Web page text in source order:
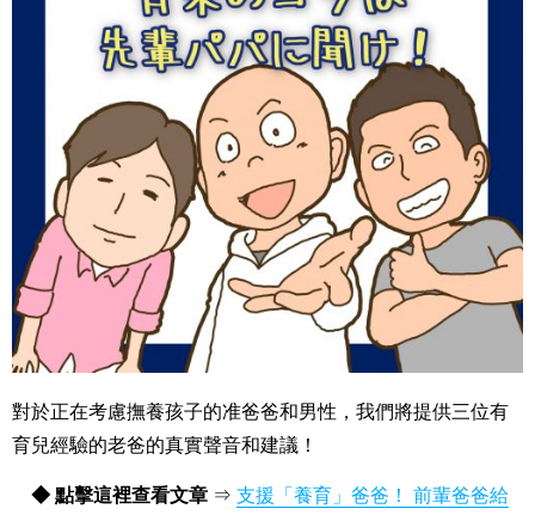
對於正在考慮撫養孩子的准爸爸和男性，我們將提供三位有
育兒經驗的老爸的真實聲音和建議！
◆ 點擊這裡查看文章 ⇒ 支援「養育」爸爸！ 前輩爸爸給